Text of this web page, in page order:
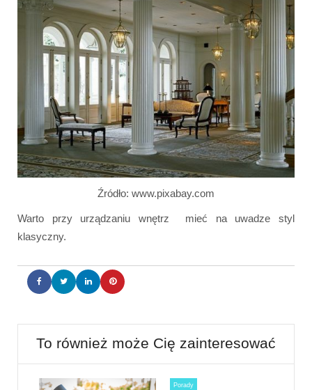
Źródło: www.pixabay.com
Warto przy urządzaniu wnętrz mieć na uwadze styl
klasyczny.
To również może Cię zainteresować
Porady